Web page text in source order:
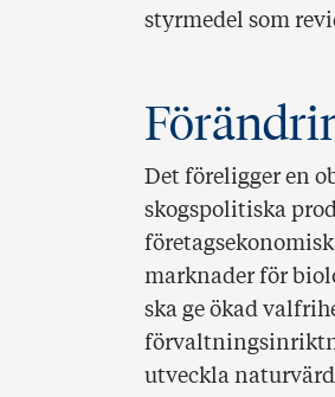
styrmedel som
Det föreligger en
skogspolitiska
marknader för
ska ge ökad
utveckla